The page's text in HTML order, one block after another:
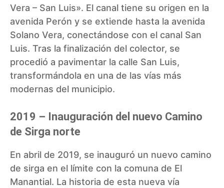
Vera – San Luis». El canal tiene su origen en la
avenida Perón y se extiende hasta la avenida
Solano Vera, conectándose con el canal San
Luis. Tras la finalización del colector, se
procedió a pavimentar la calle San Luis,
transformándola en una de las vías más
modernas del municipio.
2019 – Inauguración del nuevo Camino
de Sirga norte
En abril de 2019, se inauguró un nuevo camino
de sirga en el límite con la comuna de El
Manantial. La historia de esta nueva vía